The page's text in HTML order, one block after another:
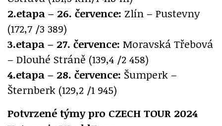
2.etapa – 26. července: Zlín – Pustevny
(172,7 /3 389)
3.etapa – 27. července: Moravská Třebová
– Dlouhé Stráně (139,4 /2 458)
4.etapa – 28. července: Šumperk –
Šternberk (129,2 /1 945)
Potvrzené týmy pro CZECH TOUR 2024